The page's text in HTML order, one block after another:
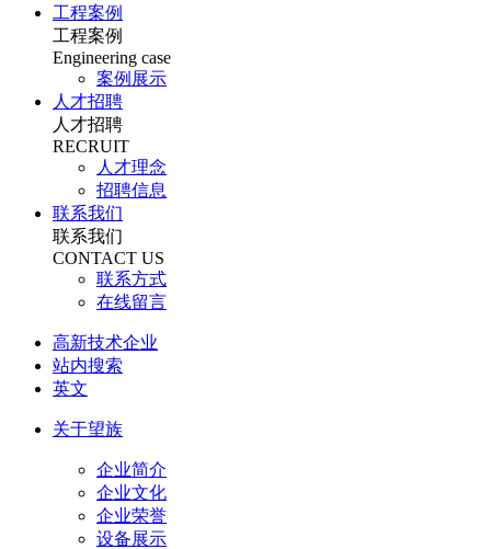
工程案例
工程案例
Engineering case
案例展示
人才招聘
人才招聘
RECRUIT
人才理念
招聘信息
联系我们
联系我们
CONTACT US
联系方式
在线留言
高新技术企业
站内搜索
英文
关于望族
企业简介
企业文化
企业荣誉
设备展示